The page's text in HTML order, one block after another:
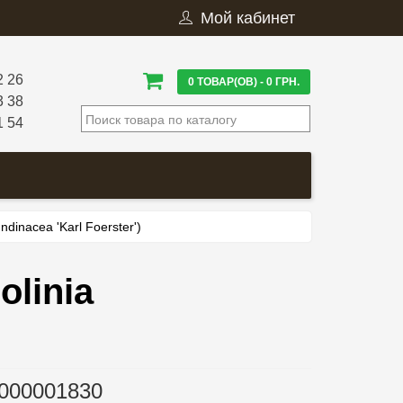
Мой кабинет
26
38
54
0 ТОВАР(ОВ) - 0 ГРН.
'Karl Foerster')